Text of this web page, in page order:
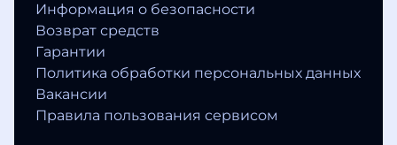
Информация о безопасности
Возврат средств
Гарантии
Политика обработки персональных данных
Вакансии
Правила пользования сервисом